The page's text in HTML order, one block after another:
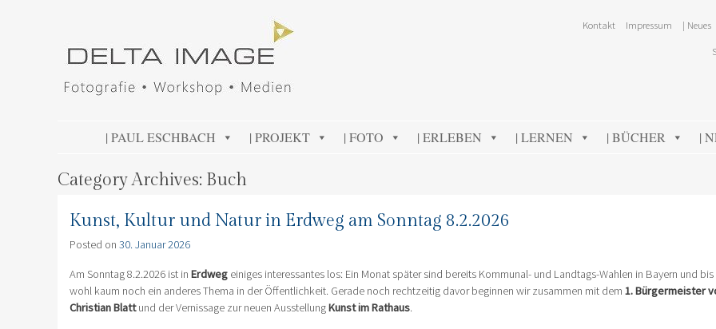
Kontakt Impressum | Neues
SKIP TO CONTENT
| PAUL ESCHBACH | PROJEKT | FOTO | ERLEBEN | LERNEN | BÜCHER |
Category Archives: Buch
Kunst, Kultur und Natur in Erdweg am Sonntag 8.2.2026
Posted on 30. Januar 2026
Am Sonntag 8.2.2026 ist in Erdweg einiges interessantes los: Ein Monat später sind bereits Kommunal- und Landtags-Wahlen in Bayern und
wohl kaum noch ein anderes Thema in der Öffentlichkeit. Gerade noch rechtzeitig davor beginnen wir zusammen mit dem 1. Bürgermeister
Christian Blattund der Vernissage zur neuen AusstellungKunst im Rathaus.